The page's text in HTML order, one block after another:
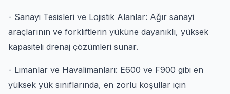
- Sanayi Tesisleri ve Lojistik Alanlar: Ağır sanayi
araçlarının ve forkliftlerin yüküne dayanıklı, yüksek
kapasiteli drenaj çözümleri sunar.
- Limanlar ve Havalimanları: E600 ve F900 gibi en
yüksek yük sınıflarında, en zorlu koşullar için